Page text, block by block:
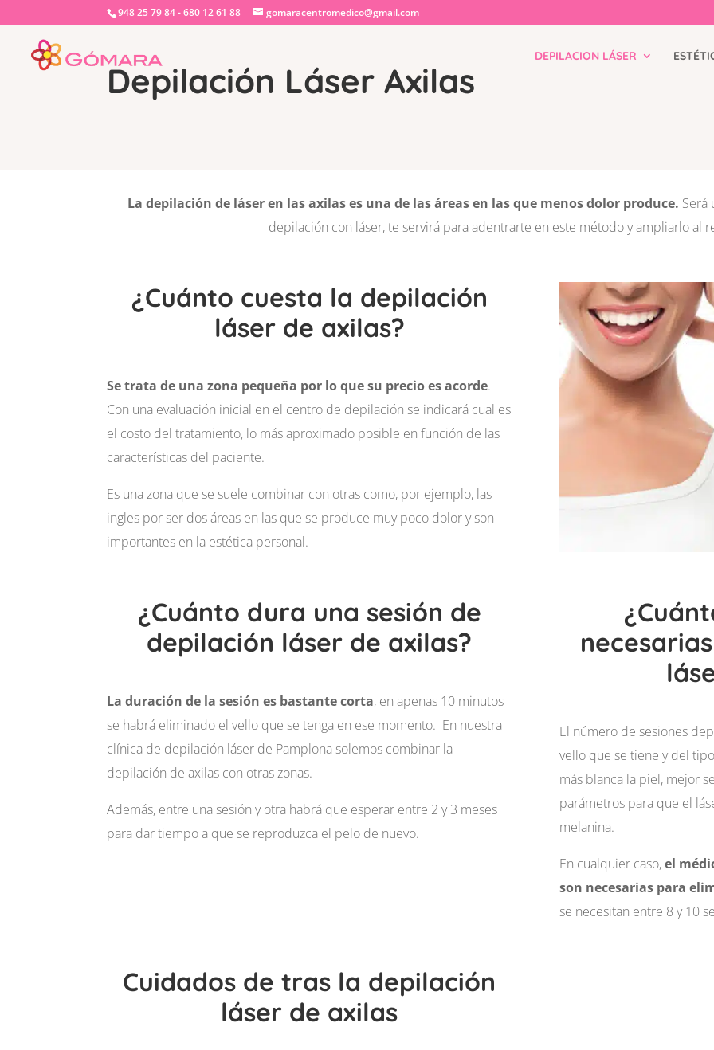
948 25 79 84 - 680 12 61 88 gomaracentromedico@gmail.com
DEPILACION LÁSER
Depilación Láser Axilas
La depilación de láser en las axilas es una de las áreas en las que menos dolor produce. Será
depilación con láser, te servirá para adentrarte en este método y ampliarlo al
¿Cuánto cuesta la depilación
láser de axilas?
Se trata de una zona pequeña por lo que su precio es acorde.
Con una evaluación inicial en el centro de depilación se indicará cual es
el costo del tratamiento, lo más aproximado posible en función de las
características del paciente.
Es una zona que se suele combinar con otras como, por ejemplo, las
ingles por ser dos áreas en las que se produce muy poco dolor y son
importantes en la estética personal.
¿Cuánto dura una sesión de
depilación láser de axilas?
La duración de la sesión es bastante corta, en apenas 10 minutos
se habrá eliminado el vello que se tenga en ese momento. En nuestra
clínica de depilación láser de Pamplona solemos combinar la
depilación de axilas con otras zonas.
Además, entre una sesión y otra habrá que esperar entre 2 y 3 meses
para dar tiempo a que se reproduzca el pelo de nuevo.
El número de sesiones
vello que se tiene y del
más blanca la piel, mejor
parámetros para que el
melanina.
En cualquier caso,el
son necesarias para
se necesitan entre 8 y 10
Cuidados de tras la depilación
láser de axilas